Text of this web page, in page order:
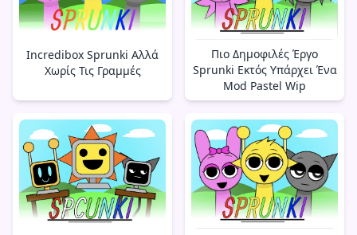
Incredibox Sprunki Αλλά
Χωρίς Τις Γραμμές
Πιο Δημοφιλές Έργο
Sprunki Εκτός Υπάρχει Ένα
Mod Pastel Wip